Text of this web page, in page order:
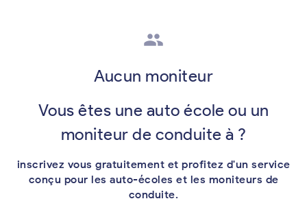
group
Aucun moniteur
Vous êtes une auto école ou un
moniteur de conduite à ?
inscrivez vous gratuitement et profitez d'un service
conçu pour les auto-écoles et les moniteurs de
conduite.